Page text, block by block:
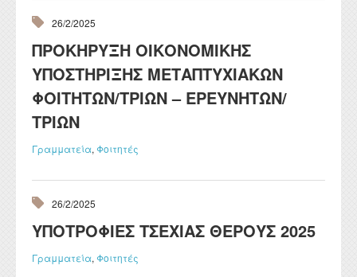
26/2/2025
ΠΡΟΚΗΡΥΞΗ ΟΙΚΟΝΟΜΙΚΗΣ
ΥΠΟΣΤΗΡΙΞΗΣ ΜΕΤΑΠΤΥΧΙΑΚΩΝ
ΦΟΙΤΗΤΩΝ/ΤΡΙΩΝ – ΕΡΕΥΝΗΤΩΝ/
ΤΡΙΩΝ
Γραμματεία, Φοιτητές
26/2/2025
ΥΠΟΤΡΟΦΙΕΣ ΤΣΕΧΙΑΣ ΘΕΡΟΥΣ 2025
Γραμματεία, Φοιτητές